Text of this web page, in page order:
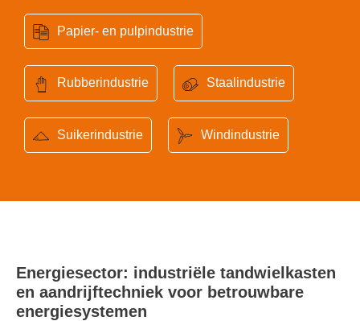
Papier- en pulpindustrie
Rubberindustrie Staalindustrie
Suikerindustrie Windindustrie
Energiesector: industriële tandwielkasten
en aandrijftechniek voor betrouwbare
energiesystemen